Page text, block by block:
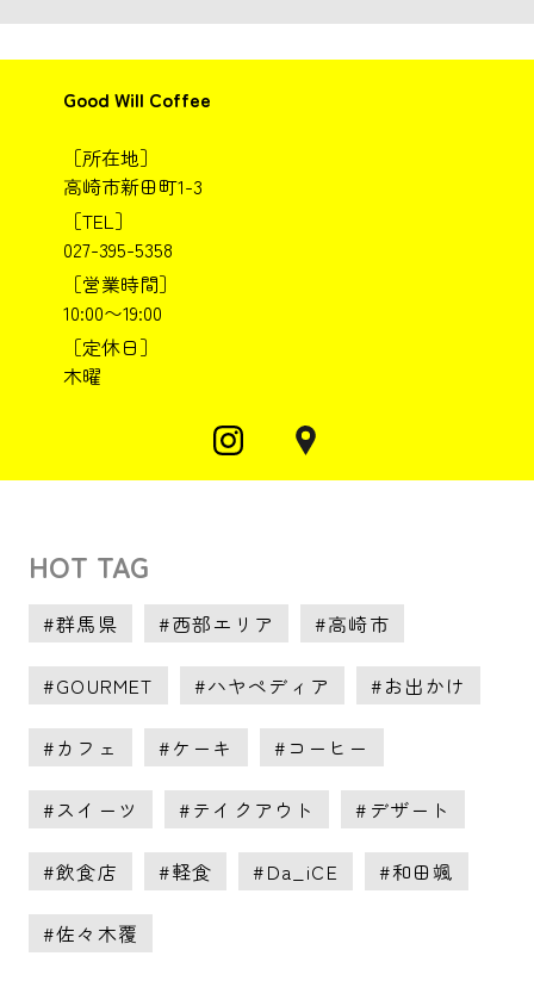
Good Will Coffee
［所在地］
高崎市新田町1-3
［TEL］
027-395-5358
［営業時間］
10:00〜19:00
［定休日］
木曜
HOT TAG
群馬県 西部エリア 高崎市
GOURMET ハヤペディア お出かけ
カフェ ケーキ コーヒー
スイーツ テイクアウト デザート
飲食店 軽食 Da_iCE 和田颯
佐々木覆